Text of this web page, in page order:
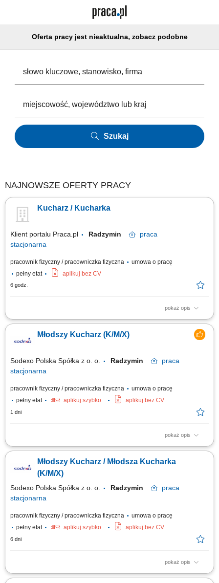
Oferta pracy jest nieaktualna, zobacz podobne
Szukaj
NAJNOWSZE OFERTY PRACY
Kucharz / Kucharka
Klient portalu Praca.pl Radzymin
praca
stacjonarna
pracownik fizyczny / pracowniczka fizyczna
umowa o pracę
pełny etat
aplikuj bez CV
6 godz.
pokaż opis
Przygotowywanie i produkcja dań według receptur (dania obiadowe,
posiłków, obsługa oraz bieżące uzupełnianie wydawki; Dbanie o wysoki
standard i jakość serwowanych potraw; Utrzymywanie czystości i
Młodszy Kucharz (K/M/X)
Sodexo Polska Spółka z o. o. Radzymin
praca
stacjonarna
pracownik fizyczny / pracowniczka fizyczna
umowa o pracę
pełny etat
aplikuj szybko aplikuj bez CV
1 dni
pokaż opis
Zakres obowiązków: Przygotowywanie dań zgodnie z recepturami;
wegetariańskie, dania śniadaniowe, bary sałatkowe); Wydawanie
posiłków i obsługa wydawki; Uzupełnianie produktów na wydawcę;
Młodszy Kucharz / Młodsza Kucharka
(K/M/X)
Sodexo Polska Spółka z o. o. Radzymin
praca
stacjonarna
pracownik fizyczny / pracowniczka fizyczna
umowa o pracę
pełny etat
aplikuj szybko aplikuj bez CV
6 dni
pokaż opis
Zakres obowiązków: Przygotowywanie różnorodnych potraw, w tym dań